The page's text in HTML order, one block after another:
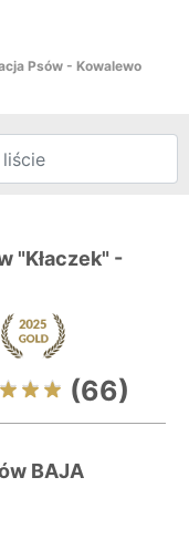
Psów - Kowalewo
"Kłaczek" -
(66)
BAJA